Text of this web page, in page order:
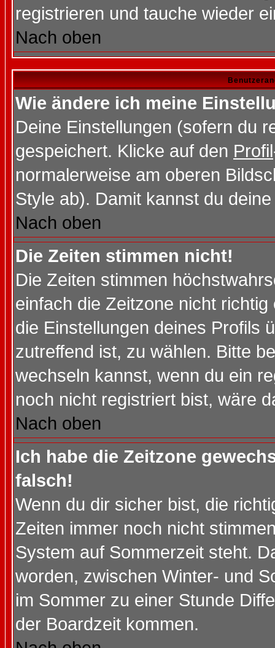
registrieren und tauche wieder
Nach oben
Wie ändere ich meine
Deine Einstellungen (sofern du
gespeichert. Klicke auf den Profil
normalerweise am oberen
Style ab). Damit kannst du
Nach oben
Die Zeiten stimmen nicht!
Die Zeiten stimmen
einfach die Zeitzone nicht
die Einstellungen deines Profils
zutreffend ist, zu wählen. Bitte
wechseln kannst, wenn du ein
noch nicht registriert bist, wäre
Nach oben
Ich habe die Zeitzone
falsch!
Wenn du dir sicher bist, die
Zeiten immer noch nicht
System auf Sommerzeit steht.
worden, zwischen Winter- und
im Sommer zu einer Stunde
der Boardzeit kommen.